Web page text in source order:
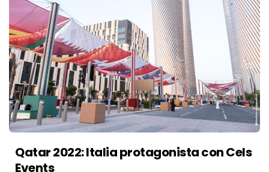
Qatar 2022: Italia protagonista con Cels
Events